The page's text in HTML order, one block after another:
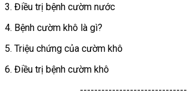
3. Điều trị bệnh cườm nước
4. Bệnh cườm khô là gì?
5. Triệu chứng của cườm khô
6. Điều trị bệnh cườm khô
------------------------------